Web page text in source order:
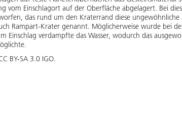
vom Einschlagort auf der Oberfläche abgelagert. Bei
das rund um den Kraterrand diese
Rampart-Krater genannt. Möglicherweise wurde bei
Einschlag verdampfte das Wasser, wodurch das
BY-SA 3.0 IGO.